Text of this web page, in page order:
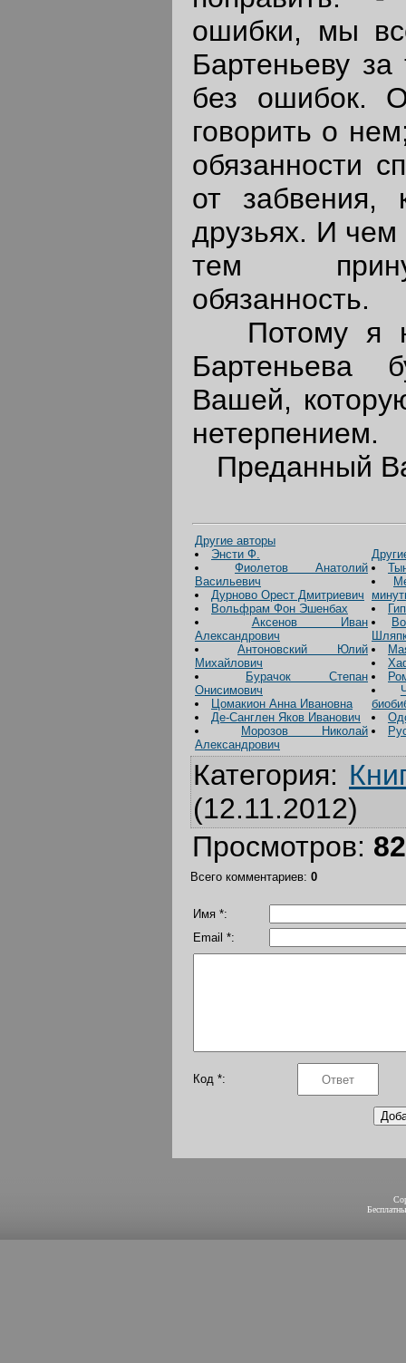
ошибки, мы
Бартеньеву
без ошибок.
говорить о
обязанности
от забвения,
друзьях. И
тем
обязанность.
Потому я
Бартеньева
Вашей,
нетерпением.
Преданный
Другие авторы
Энсти Ф.
Фиолетов Анатолий
Васильевич
Дурново Орест Дмитриевич
Вольфрам Фон Эшенбах
Аксенов Иван
Александрович
Антоновский Юлий
Михайлович
Бурачок Степан
Онисимович
Цомакион Анна Ивановна
Де-Санглен Яков Иванович
Морозов Николай
Александрович
Категория:
(12.11.2012)
Просмотров:
Всего комментариев: 0
Имя *:
Email *:
Код *: